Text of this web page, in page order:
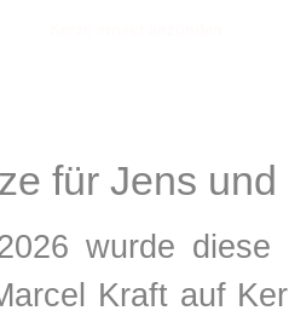
für Jens
wurde
Kraft auf